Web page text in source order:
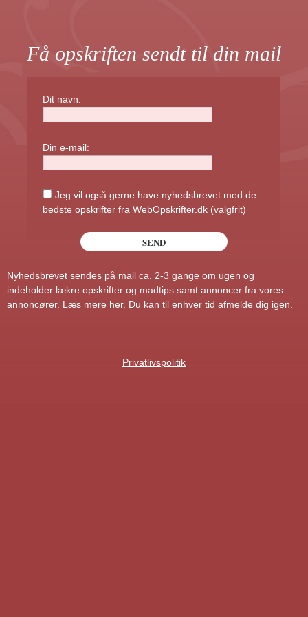
Få opskriften sendt til din mail
Dit navn:
Din e-mail:
Jeg vil også gerne have nyhedsbrevet med de
bedste opskrifter fra WebOpskrifter.dk (valgfrit)
Nyhedsbrevet sendes på mail ca. 2-3 gange om ugen og
indeholder lækre opskrifter og madtips samt annoncer fra vores
annoncører. Læs mere her. Du kan til enhver tid afmelde dig igen.
Privatlivspolitik